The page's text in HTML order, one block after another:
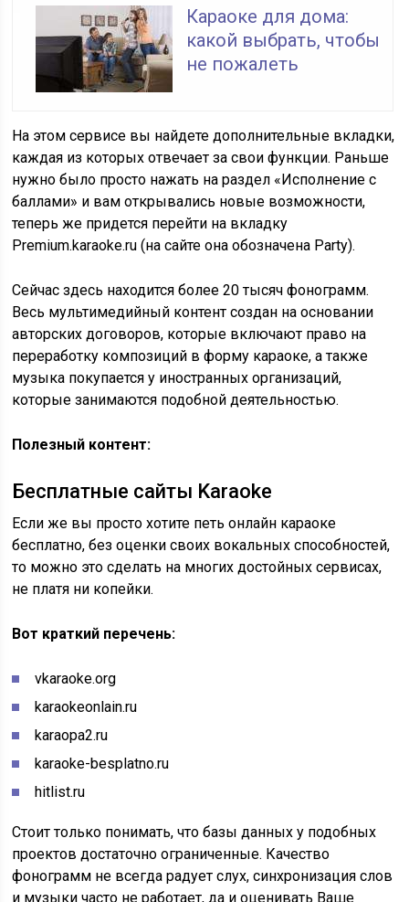
Караоке для дома:
какой выбрать, чтобы
не пожалеть
На этом сервисе вы найдете дополнительные вкладки,
каждая из которых отвечает за свои функции. Раньше
нужно было просто нажать на раздел «Исполнение с
баллами» и вам открывались новые возможности,
теперь же придется перейти на вкладку
Premium.karaoke.ru (на сайте она обозначена Party).
Сейчас здесь находится более 20 тысяч фонограмм.
Весь мультимедийный контент создан на основании
авторских договоров, которые включают право на
переработку композиций в форму караоке, а также
музыка покупается у иностранных организаций,
которые занимаются подобной деятельностью.
Полезный контент:
Бесплатные сайты Karaoke
Если же вы просто хотите петь онлайн караоке
бесплатно, без оценки своих вокальных способностей,
то можно это сделать на многих достойных сервисах,
не платя ни копейки.
Вот краткий перечень:
vkaraoke.org
karaokeonlain.ru
karaopa2.ru
karaoke-besplatno.ru
hitlist.ru
Стоит только понимать, что базы данных у подобных
проектов достаточно ограниченные. Качество
фонограмм не всегда радует слух, синхронизация слов
и музыки часто не работает, да и оценивать Ваше